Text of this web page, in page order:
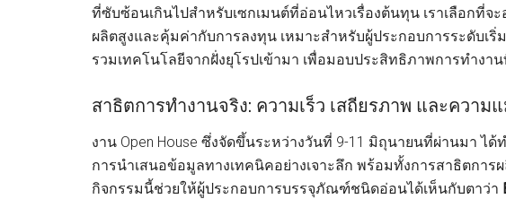
ที่ซับซ้อนเกินไปสำหรับเซกเมนต์ที่อ่อนไหวเรื่องต้นทุน เราเลือกที่จ
ผลิตสูงและคุ้มค่ากับการลงทุน เหมาะสำหรับผู้ประกอบการระดับเริ่
รวมเทคโนโลยีจากฝั่งยุโรปเข้ามา เพื่อมอบประสิทธิภาพการทำงา
สาธิตการทำงานจริง: ความเร็ว เสถียรภาพ และความ
งาน Open House ซึ่งจัดขึ้นระหว่างวันที่ 9-11 มิถุนายนที่ผ่านมา
การนำเสนอข้อมูลทางเทคนิคอย่างเจาะลึก พร้อมทั้งการสาธิตการ
กิจกรรมนี้ช่วยให้ผู้ประกอบการบรรจุภัณฑ์ชนิดอ่อนได้เห็นกับตาว่า